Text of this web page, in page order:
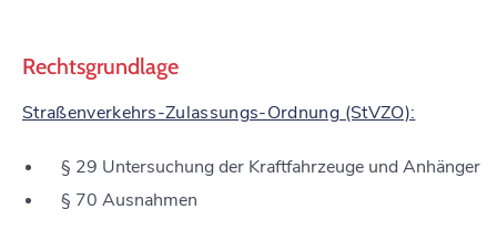
Rechtsgrundlage
Straßenverkehrs-Zulassungs-Ordnung (StVZO):
§ 29 Untersuchung der Kraftfahrzeuge und Anhänger
§ 70 Ausnahmen